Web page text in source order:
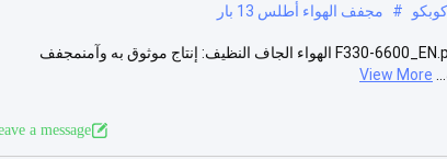
# مجفف الهواء أطلس 13 بار
مجفف التبريد Atlas F330-6600 سعة 330l/s~6600l/s انقر لفتح الكتالوج:F330-6600_EN.pdf الهواء الجاف النظيف: إنتاج موثوق به وآمنمجفف
View More
a message